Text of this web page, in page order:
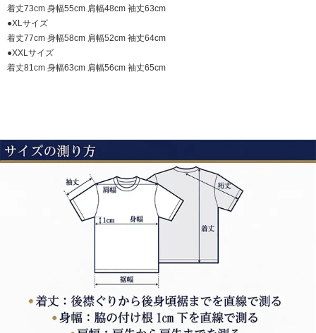
着丈73cm 身幅55cm 肩幅48cm 袖丈63cm
●XLサイズ
着丈77cm 身幅58cm 肩幅52cm 袖丈64cm
●XXLサイズ
着丈81cm 身幅63cm 肩幅56cm 袖丈65cm